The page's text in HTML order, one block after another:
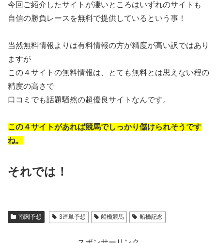
今回ご紹介したサイトが凄いところはいずれのサイトも
自信の勝負レースを無料で提供しているという事！
当然無料情報よりは有料情報の方が精度が高い訳ではあり
ますが
この４サイトの無料情報は、とても無料とは思えない程の
精度の高さで
口コミでも話題騒然の超優良サイトなんです。
この４サイトがあれば競馬でしっかり儲けられそうです
ね。
それでは！
南関予想 3連単予想 船橋競馬 船橋記念